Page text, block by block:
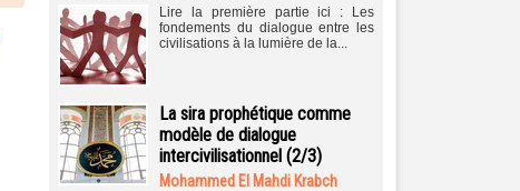
Lire la première partie ici : Les
fondements du dialogue entre les
civilisations à la lumière de la...
La sira prophétique comme
modèle de dialogue
intercivilisationnel (2/3)
Mohammed El Mahdi Krabch